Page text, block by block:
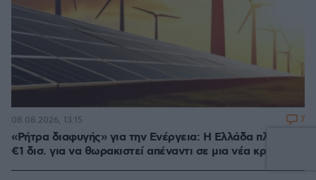
«Ρήτρα διαφυγής» για την Ενέργεια: Η Ελλάδα πληρώνει
€1 δισ. για να θωρακιστεί απέναντι σε μια νέα κρίση
08.08.2026, 13:15 7